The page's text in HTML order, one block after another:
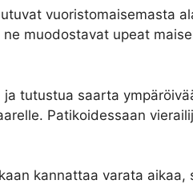
vuoristomaisemasta
muodostavat upeat
tutustua saarta
Patikoidessaan
kannattaa varata